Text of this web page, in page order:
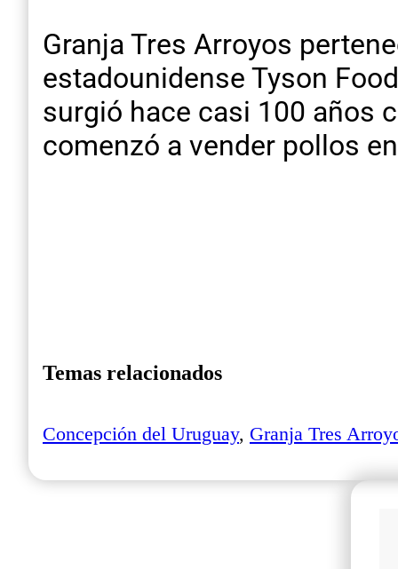
Granja Tres Arroyos
estadounidense Tyson
surgió hace casi 100 años
comenzó a vender pollos
Temas relacionados
Concepción del Uruguay, Granja Tres